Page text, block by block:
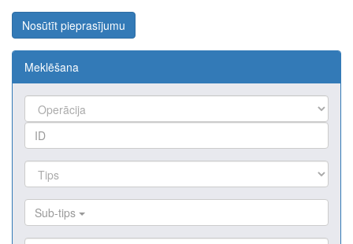
Nosūtīt pieprasījumu
Meklēšana
Sub-tips